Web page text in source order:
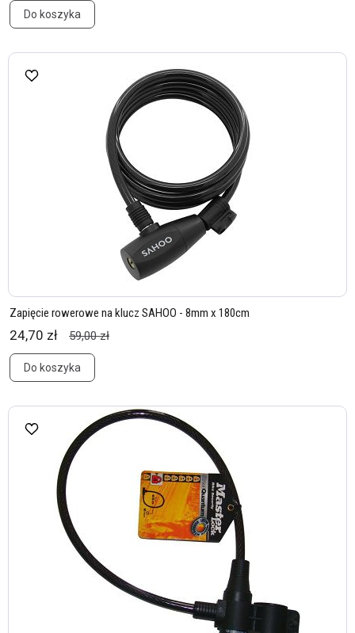
Do koszyka
Zapięcie rowerowe na klucz SAHOO - 8mm x 180cm
24,70 zł 59,00 zł
Do koszyka